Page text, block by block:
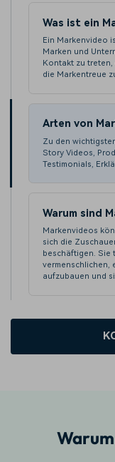
Was ist ein
Ein Markenvideo
Marken und
Kontakt zu
die Markentreue
Arten von
Zu den
Story Videos,
Testimonials,
Warum sind
Markenvideos
sich die
beschäftigen. Sie
vermenschlichen,
aufzubauen und